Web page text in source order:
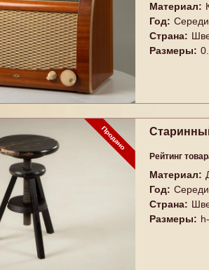
Материал:
Год:
Страна:
Размеры:
Рейтинг
Материал:
Год:
Страна:
Размеры: